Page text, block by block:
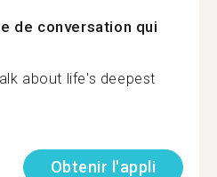
de conversation qui
about life's deepest
Obtenir l'appli